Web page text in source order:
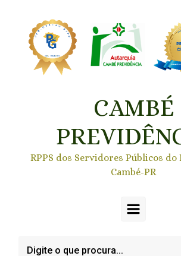
CAMBÉ
RPPS dos Servidores Públicos
Cambé-PR